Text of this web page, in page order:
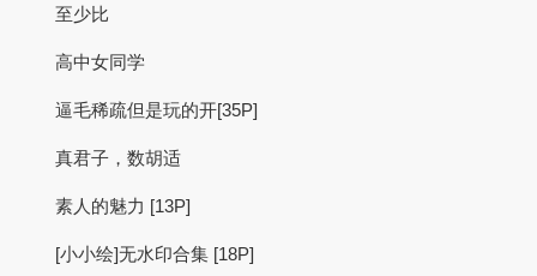
至少比
高中女同学
逼毛稀疏但是玩的开[35P]
真君子，数胡适
素人的魅力 [13P]
[小小绘]无水印合集 [18P]